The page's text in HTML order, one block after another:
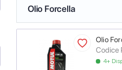
Olio Forcella
Olio
Codice
4+